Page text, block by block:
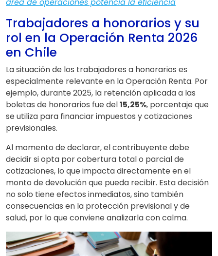
Trabajadores a honorarios y su
rol en la Operación Renta 2026
en Chile
La situación de los trabajadores a honorarios es
especialmente relevante en la Operación Renta. Por
ejemplo, durante 2025, la retención aplicada a las
boletas de honorarios fue del15,25%, porcentaje que
se utiliza para financiar impuestos y cotizaciones
previsionales.
Al momento de declarar, el contribuyente debe
decidir si opta por cobertura total o parcial de
cotizaciones, lo que impacta directamente en el
monto de devolución que pueda recibir. Esta decisión
no solo tiene efectos inmediatos, sino también
consecuencias en la protección previsional y de
salud, por lo que conviene analizarla con calma.